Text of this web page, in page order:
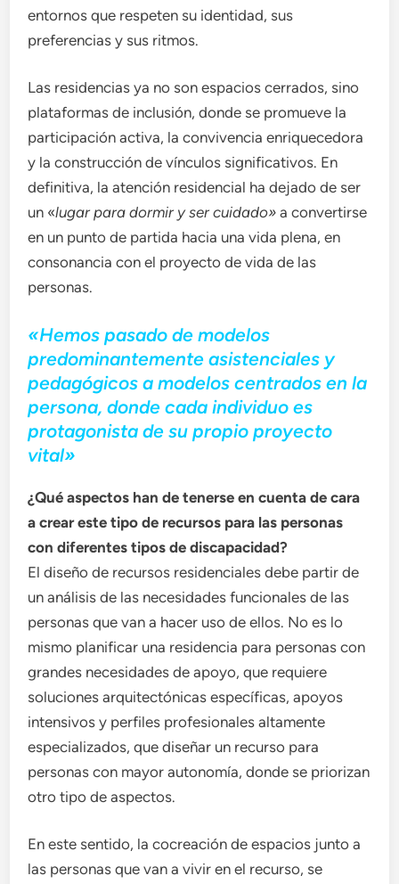
entornos que respeten su identidad, sus
preferencias y sus ritmos.
Las residencias ya no son espacios cerrados, sino
plataformas de inclusión, donde se promueve la
participación activa, la convivencia enriquecedora
y la construcción de vínculos significativos. En
definitiva, la atención residencial ha dejado de ser
un «lugar para dormir y ser cuidado» a convertirse
en un punto de partida hacia una vida plena, en
consonancia con el proyecto de vida de las
personas.
«Hemos pasado de modelos
predominantemente asistenciales y
pedagógicos a modelos centrados en la
persona, donde cada individuo es
protagonista de su propio proyecto
vital»
¿Qué aspectos han de tenerse en cuenta de cara
a crear este tipo de recursos para las personas
con diferentes tipos de discapacidad?
El diseño de recursos residenciales debe partir de
un análisis de las necesidades funcionales de las
personas que van a hacer uso de ellos. No es lo
mismo planificar una residencia para personas con
grandes necesidades de apoyo, que requiere
soluciones arquitectónicas específicas, apoyos
intensivos y perfiles profesionales altamente
especializados, que diseñar un recurso para
personas con mayor autonomía, donde se priorizan
otro tipo de aspectos.
En este sentido, la cocreación de espacios junto a
las personas que van a vivir en el recurso, se